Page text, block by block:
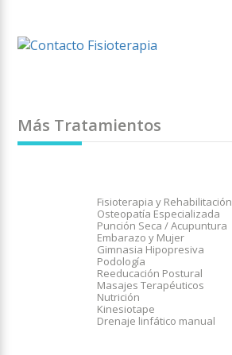
Más Tratamientos
Fisioterapia y Rehabilitación
Osteopatía Especializada
Punción Seca / Acupuntura
Embarazo y Mujer
Gimnasia Hipopresiva
Podología
Reeducación Postural
Masajes Terapéuticos
Nutrición
Kinesiotape
Drenaje linfático manual